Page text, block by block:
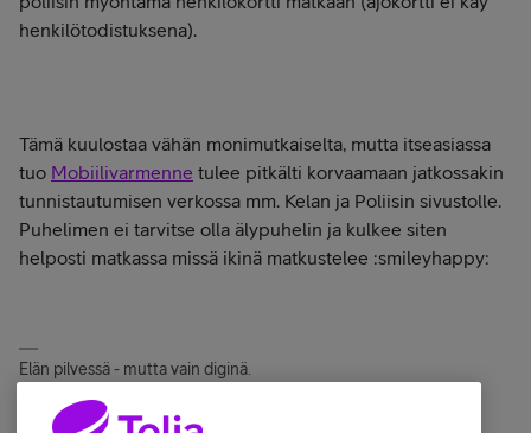
henkilötodistuksena).
Tämä kuulostaa vähän monimutkaiselta, mutta itseasiassa
tuo Mobiilivarmenne tulee pitkälti korvaamaan jatkossakin
tunnistautumisen verkossa mm. Kelan ja Poliisin sivustolle.
Puhelimen ei tarvitse olla älypuhelin ja kulkee siten
helposti matkassa missä ikinä matkustelee :smileyhappy:
Elän pilvessä - mutta vain diginä.